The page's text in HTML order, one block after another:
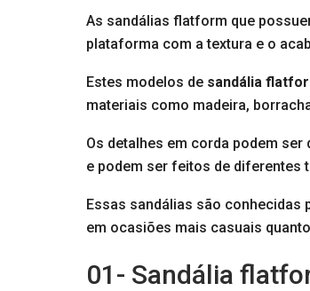
As sandálias flatform que
plataforma com a textura e o
Estes modelos de sandália
materiais como madeira,
Os detalhes em corda podem
e podem ser feitos de diferentes
Essas sandálias são conhecidas
em ocasiões mais casuais
01- Sandália